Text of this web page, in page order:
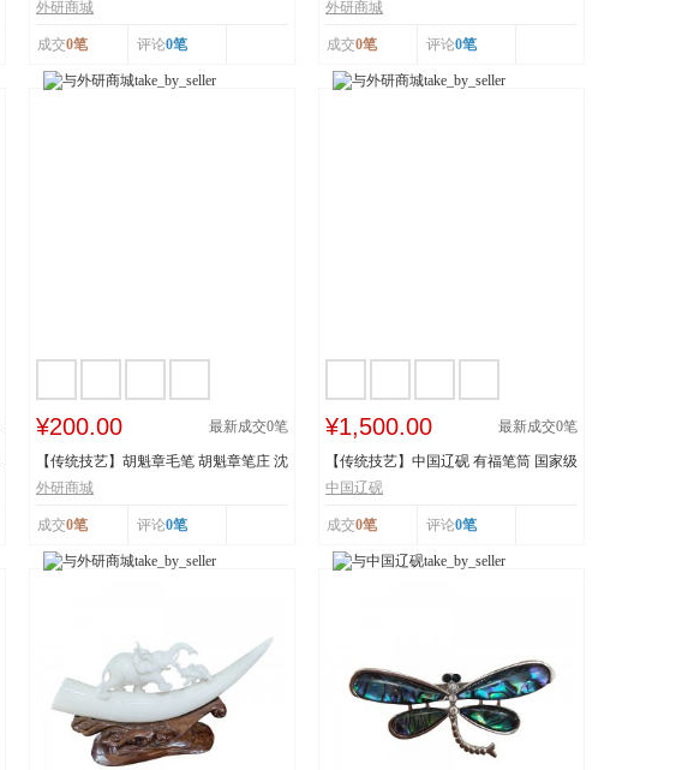
外研商城
成交0笔 评论0笔
外研商城
成交0笔 评论0笔
¥200.00 最新成交0笔
【传统技艺】胡魁章毛笔 胡魁章笔庄 沈
阳胡魁章制...
外研商城
成交0笔 评论0笔
¥1,500.00 最新成交0笔
【传统技艺】中国辽砚 有福笔筒 国家级
非物质文化遗...
中国辽砚
成交0笔 评论0笔